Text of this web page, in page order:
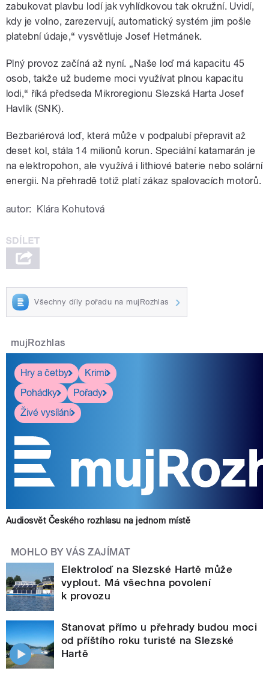
zabukovat plavbu lodí jak vyhlídkovou tak okružní. Uvidí,
kdy je volno, zarezervují, automatický systém jim pošle
platební údaje,“ vysvětluje Josef Hetmánek.
Plný provoz začíná až nyní. „Naše loď má kapacitu 45
osob, takže už budeme moci využívat plnou kapacitu
lodi,“ říká předseda Mikroregionu Slezská Harta Josef
Havlík (SNK).
Bezbariérová loď, která může v podpalubí přepravit až
deset kol, stála 14 milionů korun. Speciální katamarán je
na elektropohon, ale využívá i lithiové baterie nebo solární
energii. Na přehradě totiž platí zákaz spalovacích motorů.
autor: Klára Kohutová
Všechny díly pořadu na mujRozhlas
mujRozhlas
Hry a četby
Krimi
Pohádky
Pořady
Živé vysílání
Audiosvět Českého rozhlasu na jednom místě
MOHLO BY VÁS ZAJÍMAT
Elektroloď na Slezské Hartě může
vyplout. Má všechna povolení
k provozu
Stanovat přímo u přehrady budou moci
od příštího roku turisté na Slezské
Hartě